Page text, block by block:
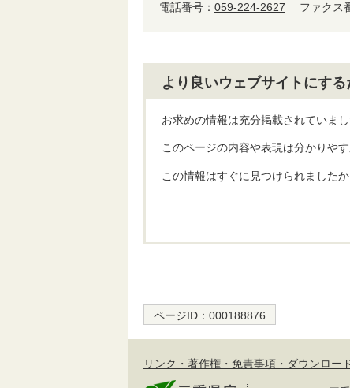
電話番号： 059-224-2627 ファクス
より良いウェブサイトにす
お求めの情報は充分掲載されていまし
このページの内容や表現は分かりや
この情報はすぐに見つけられましたか
ページID： 000188876
リンク・著作権・免責事項・ダウンロー